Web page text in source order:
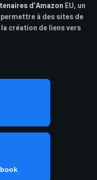
d’Amazon EU, un
à des sites de
création de liens vers